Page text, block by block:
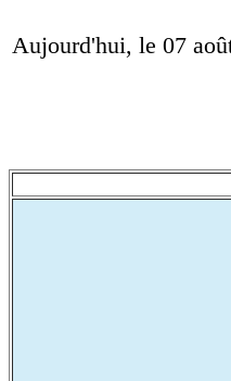
Aujourd'hui, le 07